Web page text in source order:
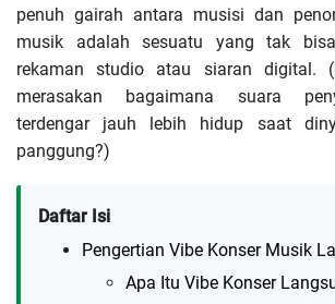
penuh gairah antara musisi dan
musik adalah sesuatu yang tak
rekaman studio atau siaran digital.
merasakan bagaimana suara
terdengar jauh lebih hidup saat
panggung?)
Daftar Isi
Pengertian Vibe Konser Musik
Apa Itu Vibe Konser